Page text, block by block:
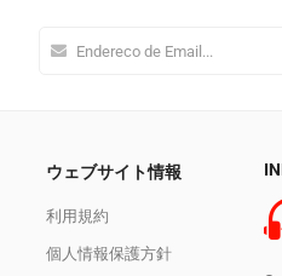
ウェブサイト情報
利用規約
個人情報保護方針